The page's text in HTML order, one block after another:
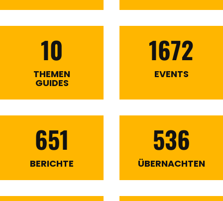
10
THEMEN
GUIDES
1672
EVENTS
651
BERICHTE
536
ÜBERNACHTEN